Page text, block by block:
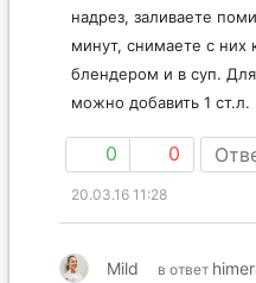
надрез, заливаете
минут, снимаете с них
блендером и в суп.
можно добавить 1 ст.л.
0 0
20.03.16 11:28
Mild в ответ